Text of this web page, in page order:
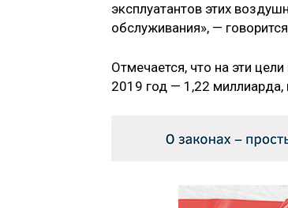
эксплуатантов этих
обслуживания», —
Отмечается, что на эти
2019 год — 1,22